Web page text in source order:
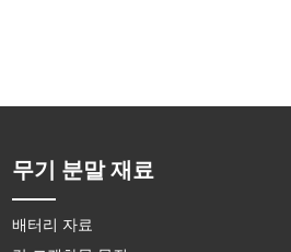
무기 분말 재료
배터리 자료